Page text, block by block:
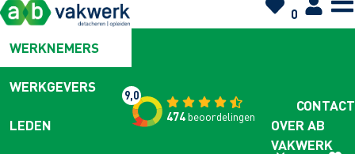
0
WERKNEMERS
WERKGEVERS
LEDEN
9,0
474beoordelingen
CONTACT
OVER AB
VAKWERK